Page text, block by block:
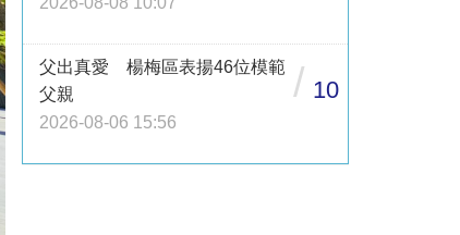
父出真愛 楊梅區表揚46位模範
父親
2026-08-06 15:56
/ 10